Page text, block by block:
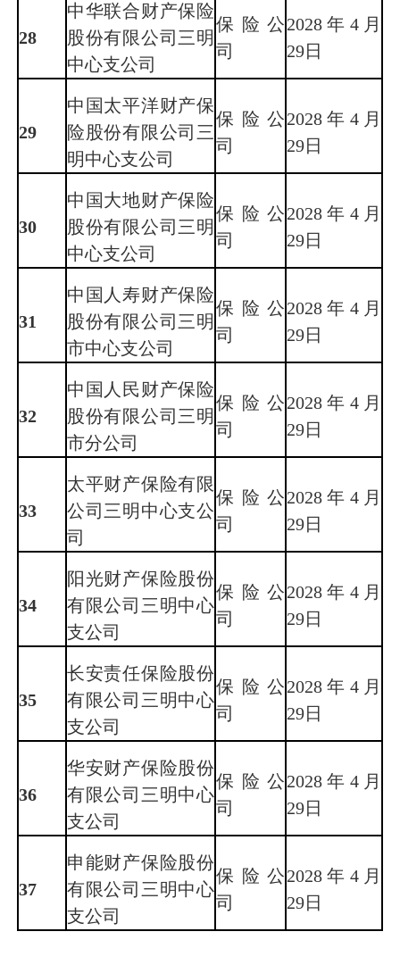
28
中华联合财产保险
股份有限公司三明
中心支公司
保险公
司
2028年4月
29日
29
中国太平洋财产保
险股份有限公司三
明中心支公司
保险公
司
2028年4月
29日
30
中国大地财产保险
股份有限公司三明
中心支公司
保险公
司
2028年4月
29日
31
中国人寿财产保险
股份有限公司三明
市中心支公司
保险公
司
2028年4月
29日
32
中国人民财产保险
股份有限公司三明
市分公司
保险公
司
2028年4月
29日
33
太平财产保险有限
公司三明中心支公
司
保险公
司
2028年4月
29日
34
阳光财产保险股份
有限公司三明中心
支公司
保险公
司
2028年4月
29日
35
长安责任保险股份
有限公司三明中心
支公司
保险公
司
2028年4月
29日
36
华安财产保险股份
有限公司三明中心
支公司
保险公
司
2028年4月
29日
37
申能财产保险股份
有限公司三明中心
支公司
保险公
司
2028年4月
29日